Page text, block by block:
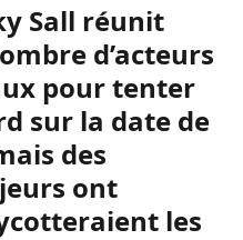
Sall réunit
d’acteurs
pour tenter
sur la date de
des
ont
les